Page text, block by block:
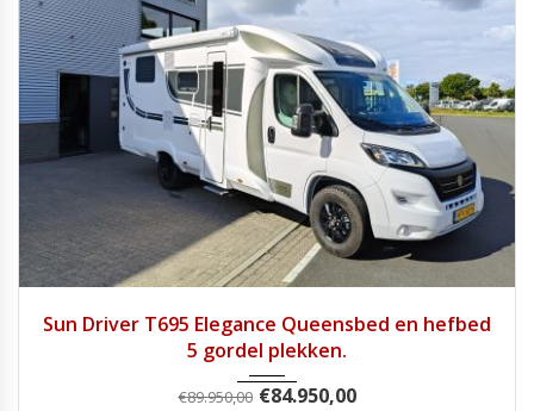
Sun Driver T695 Elegance Queensbed en hefbed
5 gordel plekken.
€89.950,00 €84.950,00